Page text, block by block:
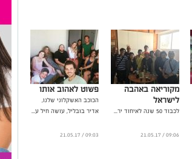
מקוריאה באהבה
לישראל
לכבוד 50 שנה לאיחוד יר...
09:06 / 21.05.17
פשוט לאהוב אותו
הכוכב האשקלוני שלנו,
אדיר בובליל, עושה חיל ע...
09:03 / 21.05.17